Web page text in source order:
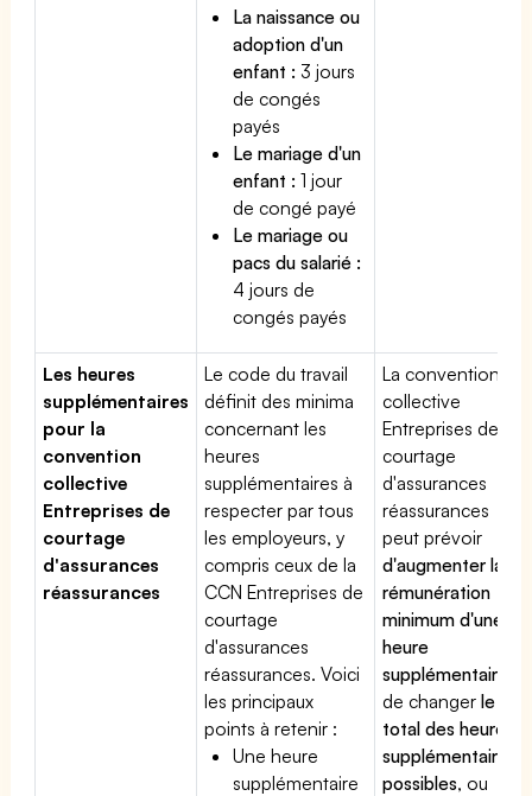
La naissance ou
adoption d'un
enfant : 3 jours
de congés
payés
Le mariage d'un
enfant : 1 jour
de congé payé
Le mariage ou
pacs du salarié :
4 jours de
congés payés
Les heures
supplémentaires
pour la
convention
collective
Entreprises de
courtage
d'assurances
réassurances
Le code du travail
définit des minima
concernant les
heures
supplémentaires à
respecter par tous
les employeurs, y
compris ceux de la
CCN Entreprises de
courtage
d'assurances
réassurances. Voici
les principaux
points à retenir :
Une heure
supplémentaire
La convention
collective
Entreprises de
courtage
d'assurances
réassurances
peut prévoir
d'augmenter la
rémunération
minimum d'une
heure
supplémentaire
de changerle
total des heures
supplémentaires
possibles, ou